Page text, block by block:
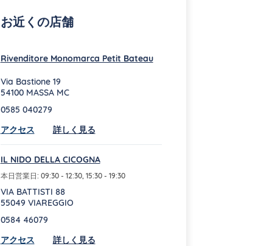
お近くの店舗
Rivenditore Monomarca Petit Bateau
Via Bastione 19
54100 MASSA MC
0585 040279
アクセスLink Opens in New Tab
詳しく見る
IL NIDO DELLA CICOGNA
本日営業日: 09:30- 12:30, 15:30- 19:30
VIA BATTISTI 88
55049 VIAREGGIO
0584 46079
アクセスLink Opens in New Tab
詳しく見る